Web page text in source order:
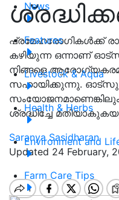
News
Features
Livestock & Aqua
Health & Herbs
Environment and
Farm Care Tips
പ്രമേഹരോഗികൾക്ക്
കഴിയുന്ന ഒന്നാണ്
നിങ്ങളെ
സഹായിക്കുന്നു.
ശ്രദ്ധിച്ചേ
Saranya Sasidharan
Updated 24 February,